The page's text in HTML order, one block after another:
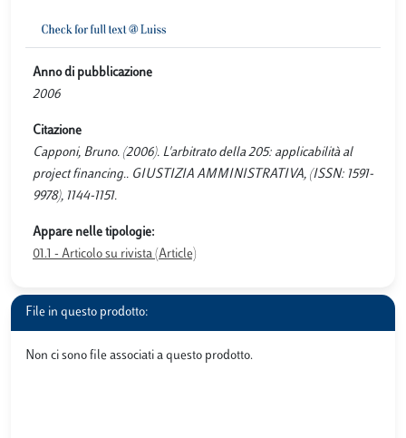
Anno di pubblicazione
2006
Citazione
Capponi, Bruno. (2006). L'arbitrato della 205: applicabilità al
project financing.. GIUSTIZIA AMMINISTRATIVA, (ISSN: 1591-
9978), 1144-1151.
Appare nelle tipologie:
01.1 - Articolo su rivista (Article)
File in questo prodotto:
Non ci sono file associati a questo prodotto.